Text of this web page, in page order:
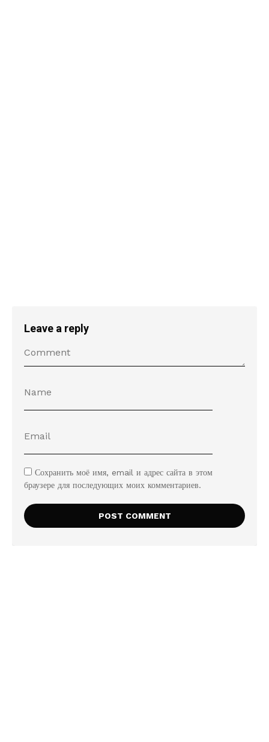
Leave a reply
Сохранить моё имя, email и адрес сайта в этом
браузере для последующих моих комментариев.